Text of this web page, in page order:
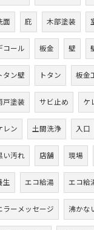
面 庇 木部塗装
コール 板金 壁
タン壁 トタン 板金
戸塗装 サビ止め ケ
レン 土間洗浄 入口
い汚れ 店舗 現場
生 エコ給湯 エコ給
ラーメッセージ 沸かな